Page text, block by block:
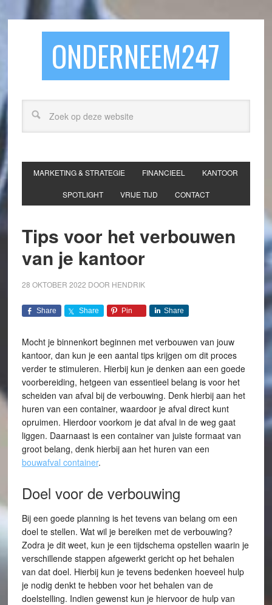
ONDERNEEM247
MARKETING & STRATEGIE FINANCIEEL KANTOOR
SPOTLIGHT VRIJE TIJD CONTACT
Tips voor het verbouwen
van je kantoor
28 OKTOBER 2022 DOOR HENDRIK
Share Share Pin Share
Mocht je binnenkort beginnen met verbouwen van jouw
kantoor, dan kun je een aantal tips krijgen om dit proces
verder te stimuleren. Hierbij kun je denken aan een goede
voorbereiding, hetgeen van essentieel belang is voor het
scheiden van afval bij de verbouwing. Denk hierbij aan het
huren van een container, waardoor je afval direct kunt
opruimen. Hierdoor voorkom je dat afval in de weg gaat
liggen. Daarnaast is een container van juiste formaat van
groot belang, denk hierbij aan het huren van een
bouwafval container.
Doel voor de verbouwing
Bij een goede planning is het tevens van belang om een
doel te stellen. Wat wil je bereiken met de verbouwing?
Zodra je dit weet, kun je een tijdschema opstellen waarin je
verschillende stappen afgewerkt gericht op het behalen
van dat doel. Hierbij kun je tevens bedenken hoeveel hulp
je nodig denkt te hebben voor het behalen van de
doelstelling. Indien gewenst kun je hiervoor de hulp van